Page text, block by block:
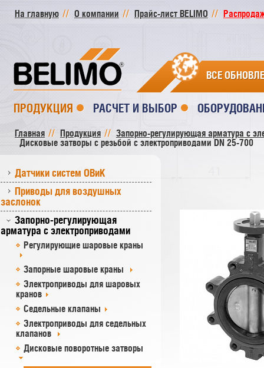
На главную О компании Прайс-лист BELIMO
ВСЕ
ПРОДУКЦИЯ РАСЧЕТ И ВЫБОР
Главная Продукция
Запорно-регулирующая арматура с
Дисковые затворы с резьбой c электроприводами DN 25-700
Датчики систем ОВиК
Приводы для воздушных
заслонок
Запорно-регулирующая
арматура с электроприводами
Регулирующие шаровые краны
Запорные шаровые краны
Электроприводы для шаровых
кранов
Седельные клапаны
Электроприводы для седельных
клапанов
Дисковые поворотные затворы